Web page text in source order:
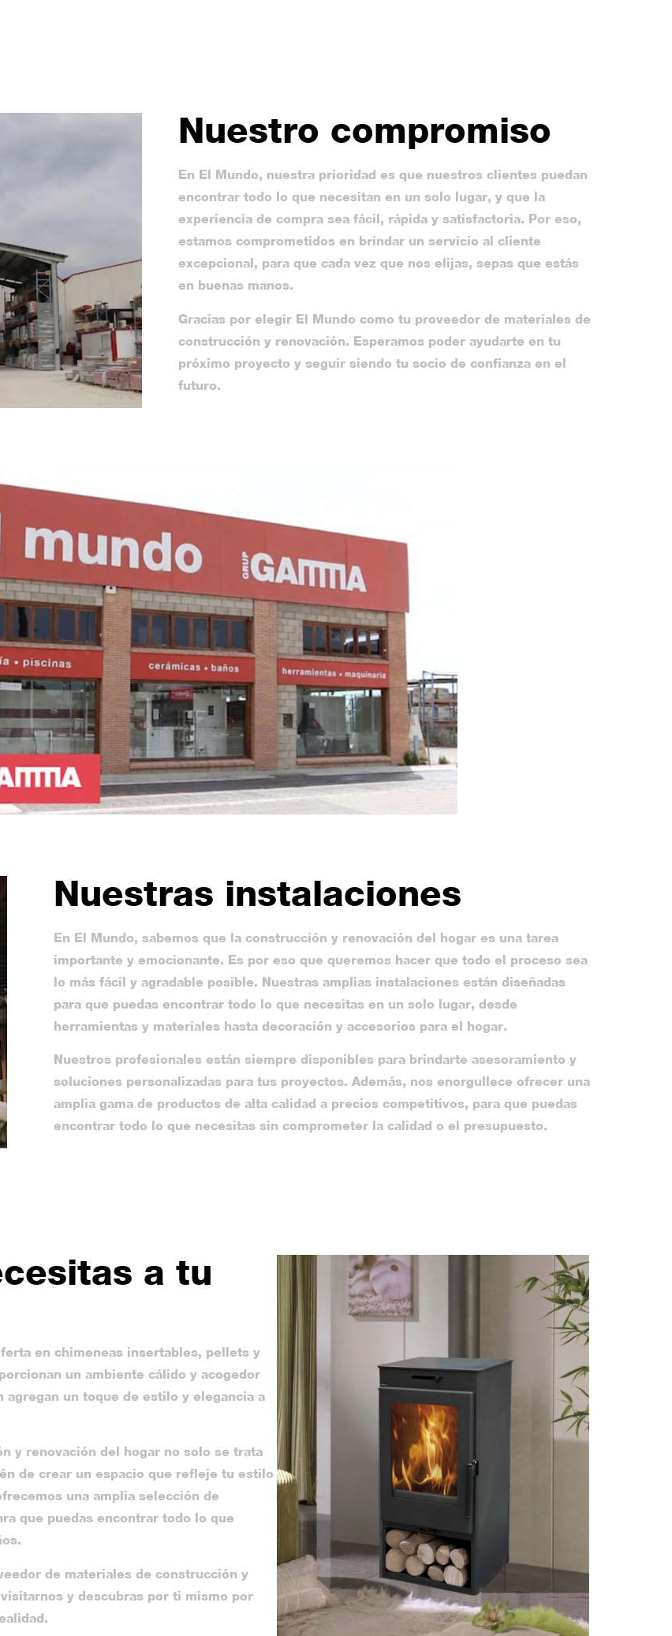
Nuestro compromiso
En El Mundo, nuestra prioridad es que nuestros clientes puedan
encontrar todo lo que necesitan en un solo lugar, y que la
experiencia de compra sea fácil, rápida y satisfactoria. Por eso,
estamos comprometidos en brindar un servicio al cliente
excepcional, para que cada vez que nos elijas, sepas que estás
en buenas manos.
Gracias por elegir El Mundo como tu proveedor de materiales de
construcción y renovación. Esperamos poder ayudarte en tu
próximo proyecto y seguir siendo tu socio de confianza en el
futuro.
Nuestras instalaciones
En El Mundo, sabemos que la construcción y renovación del hogar es una tarea
importante y emocionante. Es por eso que queremos hacer que todo el proceso sea
lo más fácil y agradable posible. Nuestras amplias instalaciones están diseñadas
para que puedas encontrar todo lo que necesitas en un solo lugar, desde
herramientas y materiales hasta decoración y accesorios para el hogar.
Nuestros profesionales están siempre disponibles para brindarte asesoramiento y
soluciones personalizadas para tus proyectos. Además, nos enorgullece ofrecer una
amplia gama de productos de alta calidad a precios competitivos, para que puedas
encontrar todo lo que necesitas sin comprometer la calidad o el presupuesto.
a tu
en chimeneas insertables, pellets y
un ambiente cálido y acogedor
un toque de estilo y elegancia a
y renovación del hogar no solo se trata
de crear un espacio que refleje tu estilo
una amplia selección de
que puedas encontrar todo lo que
de materiales de construcción y
y descubras por ti mismo por